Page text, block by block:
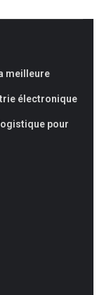
meilleure
électronique
pour